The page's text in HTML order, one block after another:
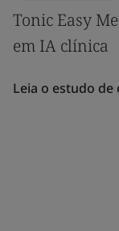
Tonic Easy
em IA clínica
Leia o estudo de